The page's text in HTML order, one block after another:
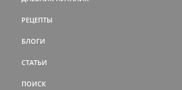
РЕЦЕПТЫ
БЛОГИ
СТАТЬИ
ПОИСК